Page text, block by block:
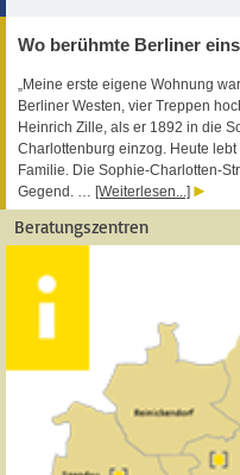
Wo berühmte Berliner
„Meine erste eigene Wohnung
Berliner Westen, vier Treppen
Heinrich Zille, als er 1892 in die
Charlottenburg einzog. Heute
Familie. Die Sophie-Charlotten-
Gegend. … [Weiterlesen...]
Beratungszentren